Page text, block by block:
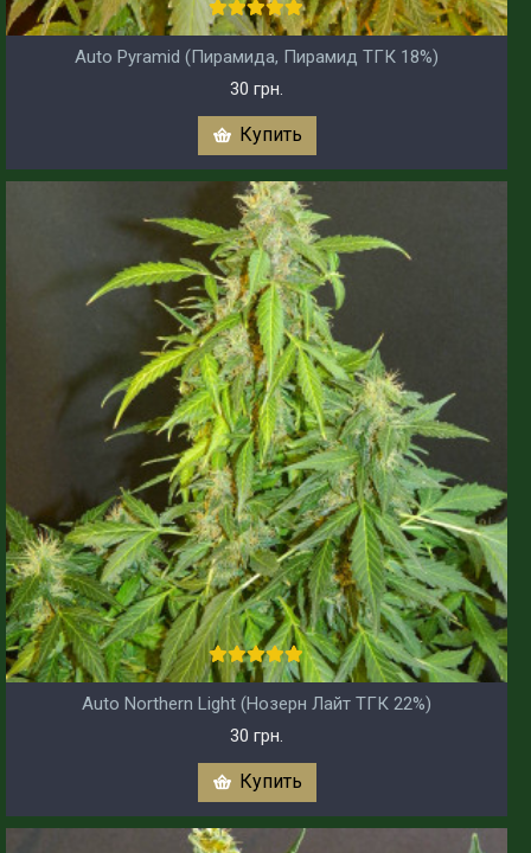
Auto Pyramid (Пирамида, Пирамид ТГК 18%)
30 грн.
Купить
Auto Northern Light (Нозерн Лайт ТГК 22%)
30 грн.
Купить